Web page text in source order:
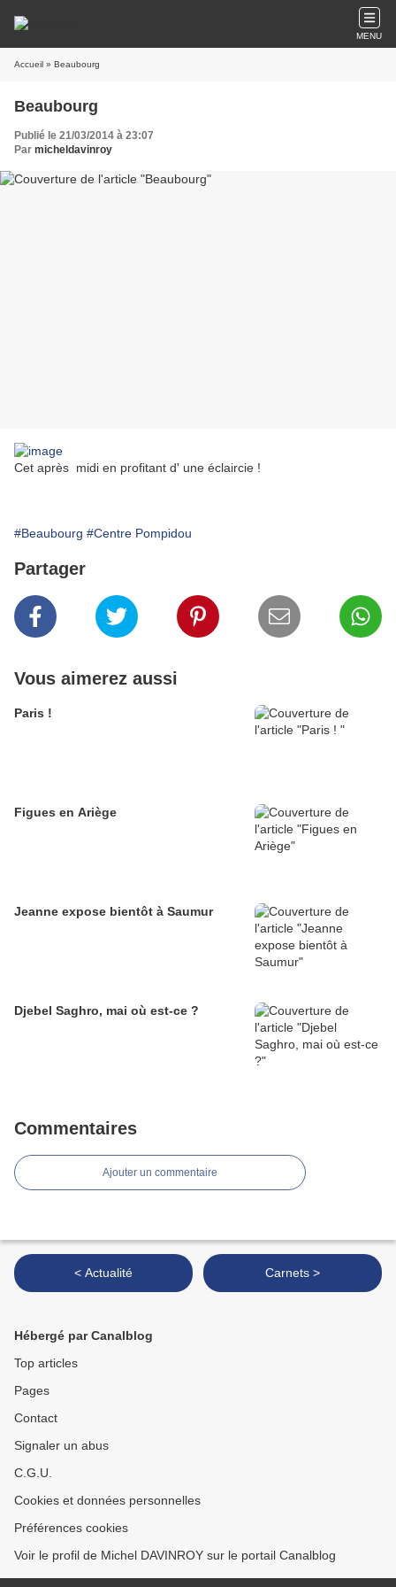
MENU
Accueil » Beaubourg
Beaubourg
Publié le 21/03/2014 à 23:07
Par micheldavinroy
Cet après midi en profitant d' une éclaircie !
#Beaubourg #Centre Pompidou
Partager
Vous aimerez aussi
Paris !
Figues en Ariège
Jeanne expose bientôt à Saumur
Djebel Saghro, mai où est-ce ?
Commentaires
Ajouter un commentaire
< Actualité Carnets >
Hébergé par Canalblog
Top articles
Pages
Contact
Signaler un abus
C.G.U.
Cookies et données personnelles
Préférences cookies
Voir le profil de Michel DAVINROY sur le portail Canalblog